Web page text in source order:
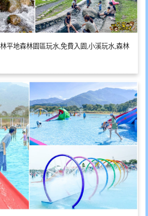
平地森林園區玩水,免費入園,小溪玩水,森林